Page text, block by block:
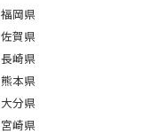
福岡県
佐賀県
長崎県
熊本県
大分県
宮崎県